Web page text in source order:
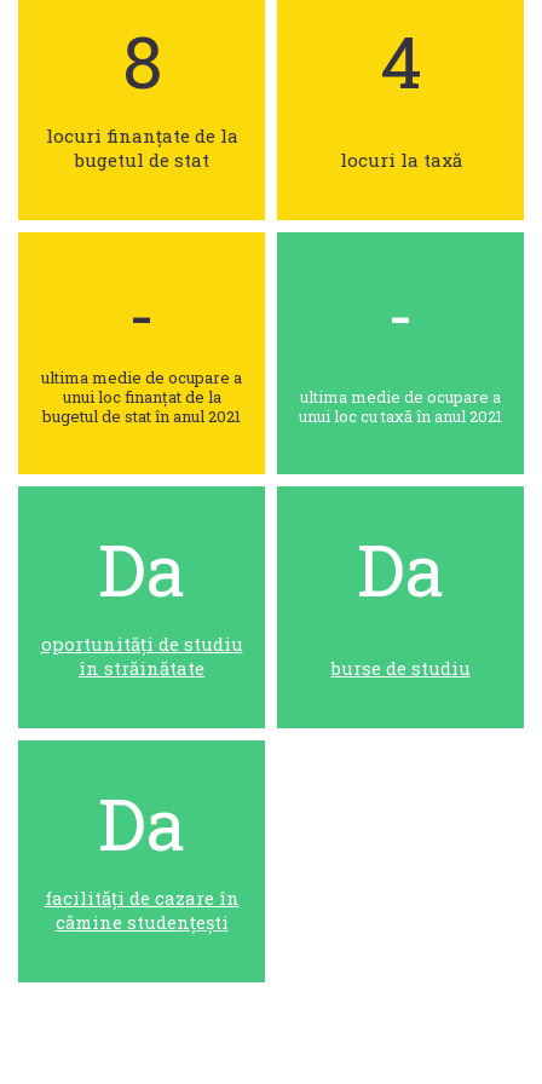
8
locuri finanțate de la
bugetul de stat
4
locuri la taxă
-
ultima medie de ocupare a
unui loc finanțat de la
bugetul de stat în anul 2021
-
ultima medie de ocupare a
unui loc cu taxă în anul 2021
Da
oportunități de studiu
în străinătate
Da
burse de studiu
Da
facilități de cazare în
cămine studențești